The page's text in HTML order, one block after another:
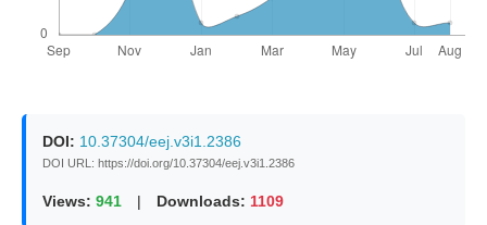
DOI: 10.37304/eej.v3i1.2386
DOI URL: https://doi.org/10.37304/eej.v3i1.2386
Views: 941 | Downloads: 1109